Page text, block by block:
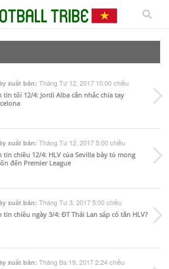
xuất bản: Tháng Tư 12, 2017 10:00 chiều
tin tối 12/4: Jordi Alba cân nhắc chia tay
xuất bản: Tháng Tư 12, 2017 5:00 chiều
tin chiều 12/4: HLV của Sevilla bày tỏ mong
đến Premier League
xuất bản: Tháng Tư 3, 2017 5:00 chiều
tin chiều ngày 3/4: ĐT Thái Lan sắp có tân HLV?
xuất bản: Tháng Ba 19, 2017 2:24 chiều